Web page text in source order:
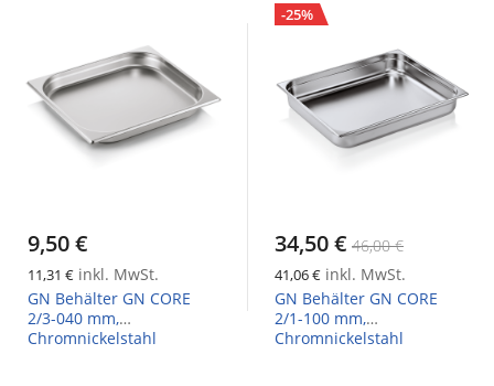
9,50 €
11,31 € inkl. MwSt.
GN Behälter GN CORE
2/3-040 mm,
Chromnickelstahl
-25%
34,50 € 46,00 €
41,06 € inkl. MwSt.
GN Behälter GN CORE
2/1-100 mm,
Chromnickelstahl